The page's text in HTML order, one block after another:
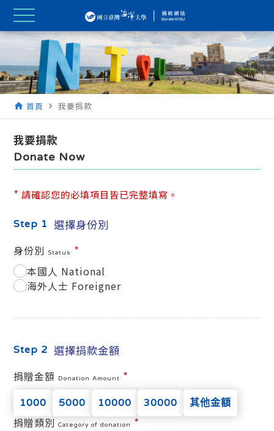
home 首頁 navigate_next 我要捐款
我要捐款
Donate Now
* 請確認您的必填項目皆已完整填寫。
Step 1 選擇身份別
身份別 Status *
本國人 National
海外人士 Foreigner
Step 2 選擇捐款金額
捐贈金額 Donation Amount *
1000 5000 10000 30000 其他金額
捐贈類別Category of donation *